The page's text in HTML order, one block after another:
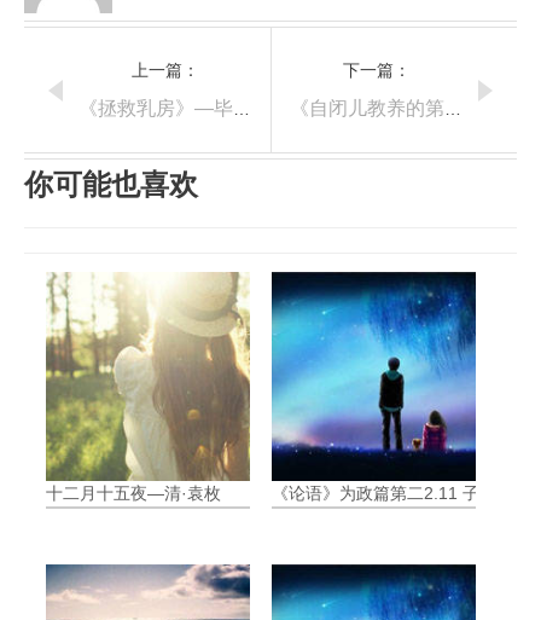
上一篇：
下一篇：
你可能也喜欢
十二月十五夜—清·袁枚 《论语》为政篇第二2.11 子曰:“温